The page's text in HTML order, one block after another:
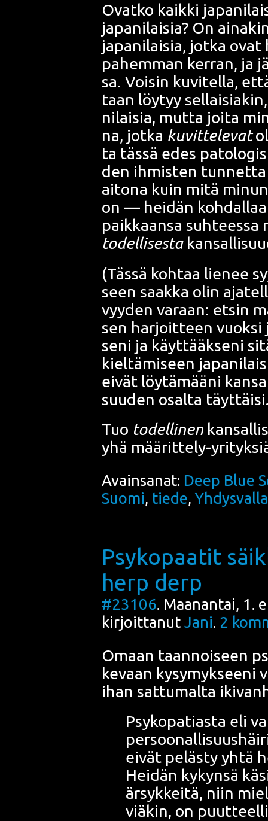
Ovat­ko kaik­ki
japa­ni­lai­sia? On
japa­ni­lai­sia, jot­ka
pahem­man ker­ran, ja
sa. Voi­sin kuvi­tel­la,
taan löy­tyy
ni­lai­sia, mut­ta joi­ta
na, jot­ka kuvit­te­le­vat
ta täs­sä edes
den ihmis­ten
aito­na kuin mitä
on — hei­dän
paik­kaan­sa
todel­li­ses­ta
(Täs­sä koh­taa lie­nee
seen saak­ka olin
vyy­den varaan: etsin
sen har­joit­teen
se­ni ja käyt­tääk­se­ni
kiel­tä­mi­seen
eivät löy­tä­mää­ni
suu­den osal­ta
Tuo todel­li­nen
yhä mää­rit­te­ly-
Avainsanat: Deep Blue
Suomi, tiede,
Psykopaatit
herp derp
#23106. Maanantai, 1.
kirjoittanut Jani. 2
Omaan taan­noi­seen
ke­vaan kysy­myk­see­ni
ihan sat­tu­mal­ta
Psy­ko­pa­tias­ta eli
eivät peläs­ty yhtä
Hei­dän kykyn­sä
ärsyk­kei­tä, niin
viä­kin, on